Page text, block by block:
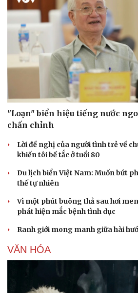
"Loạn" biển hiệu tiếng nước
chấn chỉnh
Lời đề nghị của người tình trẻ về
khiến tôi bế tắc ở tuổi 80
Du lịch biển Việt Nam: Muốn bứt
thế tự nhiên
Vì một phút buông thả sau hơi
phát hiện mắc bệnh tình dục
Ranh giới mong manh giữa hài
VĂN HÓA